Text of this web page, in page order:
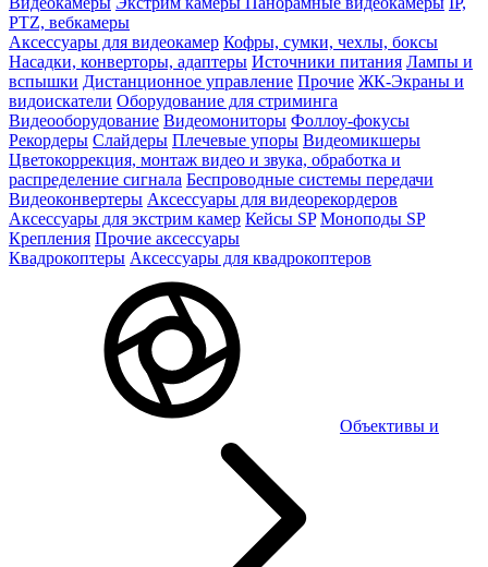
PTZ, вебкамеры
Аксессуары для видеокамер Кофры, сумки, чехлы, боксы
Насадки, конверторы, адаптеры Источники питания Лампы и
вспышки Дистанционное управление Прочие ЖК-Экраны и
видоискатели Оборудование для стриминга
Видеооборудование Видеомониторы Фоллоу-фокусы
Рекордеры Слайдеры Плечевые упоры Видеомикшеры
Цветокоррекция, монтаж видео и звука, обработка и
распределение сигнала Беспроводные системы передачи
Видеоконвертеры Аксессуары для видеорекордеров
Аксессуары для экстрим камер Кейсы SP Моноподы SP
Крепления Прочие аксессуары
Квадрокоптеры Аксессуары для квадрокоптеров
Объективы и